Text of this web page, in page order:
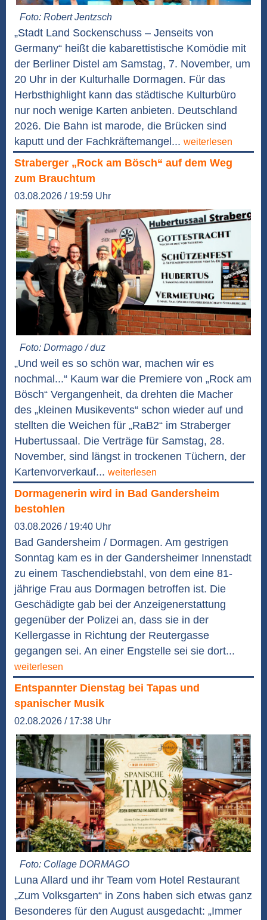
Foto: Robert Jentzsch
„Stadt Land Sockenschuss – Jenseits von
Germany“ heißt die kabarettistische Komödie mit
der Berliner Distel am Samstag, 7. November, um
20 Uhr in der Kulturhalle Dormagen. Für das
Herbsthighlight kann das städtische Kulturbüro
nur noch wenige Karten anbieten. Deutschland
2026. Die Bahn ist marode, die Brücken sind
kaputt und der Fachkräftemangel... weiterlesen
Straberger „Rock am Bösch“ auf dem Weg
zum Brauchtum
03.08.2026 / 19:59 Uhr
Foto: Dormago / duz
„Und weil es so schön war, machen wir es
nochmal...“ Kaum war die Premiere von „Rock am
Bösch“ Vergangenheit, da drehten die Macher
des „kleinen Musikevents“ schon wieder auf und
stellten die Weichen für „RaB2“ im Straberger
Hubertussaal. Die Verträge für Samstag, 28.
November, sind längst in trockenen Tüchern, der
Kartenvorverkauf... weiterlesen
Dormagenerin wird in Bad Gandersheim
bestohlen
03.08.2026 / 19:40 Uhr
Bad Gandersheim / Dormagen. Am gestrigen
Sonntag kam es in der Gandersheimer Innenstadt
zu einem Taschendiebstahl, von dem eine 81-
jährige Frau aus Dormagen betroffen ist. Die
Geschädigte gab bei der Anzeigenerstattung
gegenüber der Polizei an, dass sie in der
Kellergasse in Richtung der Reutergasse
gegangen sei. An einer Engstelle sei sie dort...
weiterlesen
Entspannter Dienstag bei Tapas und
spanischer Musik
02.08.2026 / 17:38 Uhr
Foto: Collage DORMAGO
Luna Allard und ihr Team vom Hotel Restaurant
„Zum Volksgarten“ in Zons haben sich etwas ganz
Besonderes für den August ausgedacht: „Immer